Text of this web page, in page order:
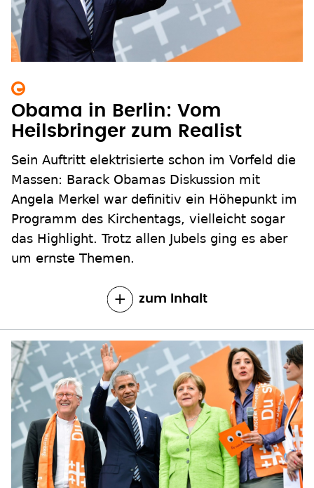
Obama in Berlin: Vom
Heilsbringer zum Realist
Sein Auftritt elektrisierte schon im Vorfeld die
Massen: Barack Obamas Diskussion mit
Angela Merkel war definitiv ein Höhepunkt im
Programm des Kirchentags, vielleicht sogar
das Highlight. Trotz allen Jubels ging es aber
um ernste Themen.
zum Inhalt